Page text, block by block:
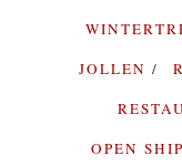
JOLLEN
OPEN SHIP